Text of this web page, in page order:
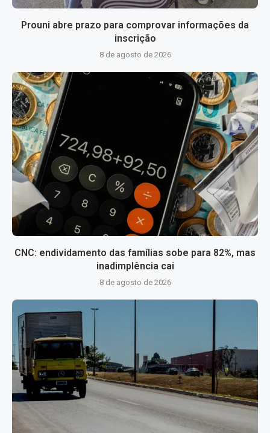
Prouni abre prazo para comprovar informações da
inscrição
8 de agosto de 2026
CNC: endividamento das famílias sobe para 82%, mas
inadimplência cai
8 de agosto de 2026